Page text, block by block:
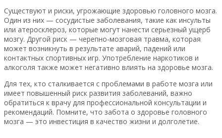
Существуют и риски, угрожающие здоровью головного мозга.
Один из них — сосудистые заболевания, такие как инсульты
или атеросклероз, которые могут нанести серьезный ущерб
мозгу. Другой риск — черепно-мозговая травма, которая
может возникнуть в результате аварий, падений или
контактных спортивных игр. Употребление наркотиков и
алкоголя также может негативно влиять на здоровье мозга.
Для тех, кто сталкивается с проблемами в работе мозга или
имеет повышенный риск развития заболеваний, важно
обратиться к врачу для профессиональной консультации и
рекомендаций. Помните, что забота о здоровье головного
мозга — это инвестиция в качество жизни и долголетие.